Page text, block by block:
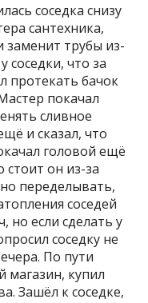
соседка снизу
сантехника,
заменит трубы из-
соседки, что за
протекать бачок
покачал
сливное
и сказал, что
головой ещё
стоит он из-за
переделывать,
соседей
но если сделать у
соседку не
По пути
магазин, купил
Зашёл к соседке,